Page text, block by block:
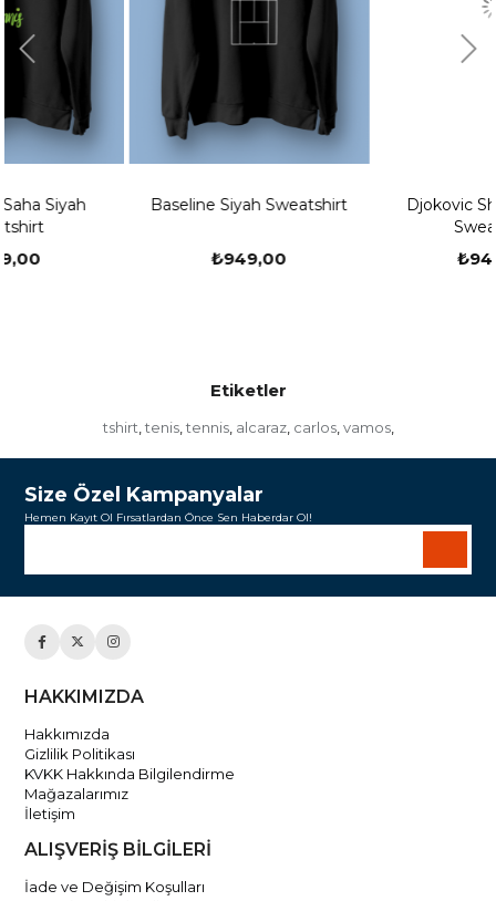
Baseline Siyah Sweatshirt
Djokovic Shadow Siyah
Etiketler
tshirt tenis, tennis, alcaraz, carlos, vamos,
Size Özel Kampanyalar
Hemen Kayıt Ol Fırsatlardan Önce Sen Haberdar Ol!
HAKKIMIZDA
Hakkımızda
Gizlilik Politikası
KVKK Hakkında Bilgilendirme
Mağazalarımız
İletişim
ALIŞVERİŞ BİLGİLERİ
İade ve Değişim Koşulları